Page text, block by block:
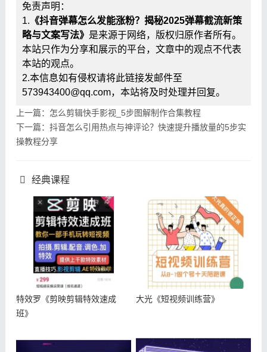
免责声明：
1. 《抖音弹幕怎么发能涨粉？揭秘2025弹幕截流新策
略与文案写法》 是来源于网络，版权归原作者所有。
本站只作为分享和展示的平台，文章中的观点不代表
本站的观点。
2.本信息如有侵权请将此链接发邮件至
573943400@qq.com，本站将及时处理并回复。
上一篇：怎么剪辑快手影视_5步图解制作合集教程
下一篇：抖音怎么引用热点与神评论？快速提升播放量的5步实
操教程分享
经典课程
特效罗《剪映剪辑特效速成
班》
大光《短视频训练营》